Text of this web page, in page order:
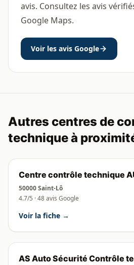
avis. Consultez les avis
Google Maps.
Voir les avis Google
Autres centres de
technique à
Centre contrôle technique
50000 Saint-Lô
4.7/5 · 48 avis Google
Voir la fiche →
AS Auto Sécurité Contrôle